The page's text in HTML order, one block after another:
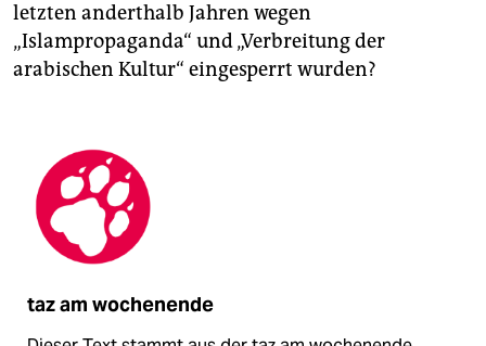
letzten anderthalb Jahren wegen
„Islampropaganda“ und „Verbreitung der
arabischen Kultur“ eingesperrt wurden?
taz am wochenende